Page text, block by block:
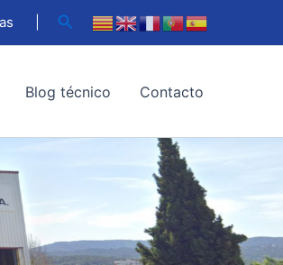
Buscar
Blog técnico Contacto